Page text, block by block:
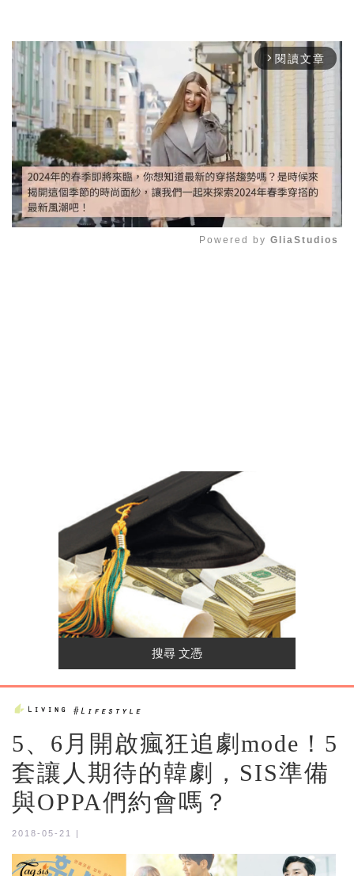
arrow_forward_ios 閱讀文章
Powered by GliaStudios
5、6月開啟瘋狂追劇mode！5
套讓人期待的韓劇，SIS準備
與OPPA們約會嗎？
2018-05-21 |